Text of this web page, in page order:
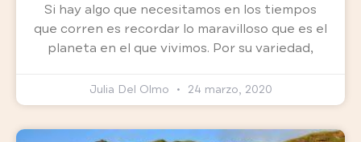
Si hay algo que necesitamos en los tiempos
que corren es recordar lo maravilloso que es el
planeta en el que vivimos. Por su variedad,
Julia Del Olmo 24 marzo, 2020